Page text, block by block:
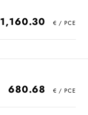
1,160.30
680.68